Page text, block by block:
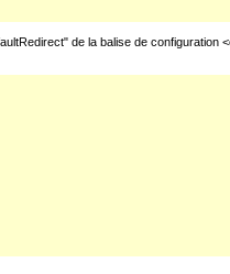
de la balise de